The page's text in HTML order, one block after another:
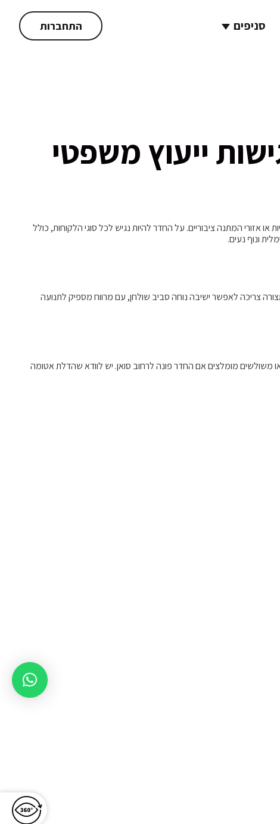
סניפים התחברות
ייעוץ משפטי
כמו מטבח, מעליות או אזורי המתנה ציבוריים. על החדר להיות נגיש לכל סוגי הלקוחות, כולל
ונוף נעים.
הצפוי בפגישות. חדר אידיאלי צריך להכיל בנוחות 6-12 אנשים, עם שטח של לפחות 2.5 מ"ר לאדם. התצורה צריכה לאפשר ישיבה נוחה סביב שולחן, עם מרווח מספיק לתנועה
משולשים מומלצים אם החדר פונה לרחוב סואן. יש לוודא שהדלת אטומה